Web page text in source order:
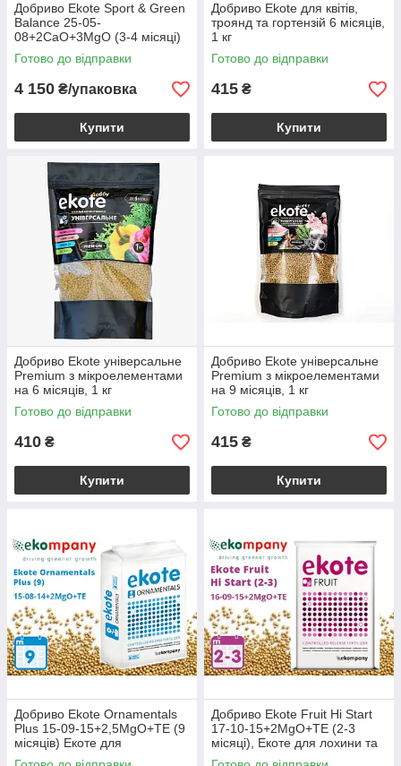
Добриво Ekote Sport & Green
Balance 25-05-
08+2CaO+3MgO (3-4 місяці)
Екоте для газону, 25 кг
Готово до відправки
4 150 ₴/упаковка
Купити
Добриво Еkote для квітів,
троянд та гортензій 6 місяців,
1 кг
Готово до відправки
415 ₴
Купити
Добриво Еkote універсальне
Premium з мікроелементами
на 6 місяців, 1 кг
Готово до відправки
410 ₴
Купити
Добриво Еkote універсальне
Premium з мікроелементами
на 9 місяців, 1 кг
Готово до відправки
415 ₴
Купити
Добриво Ekote Ornamentals
Plus 15-09-15+2,5MgO+TE (9
місяців) Екоте для
контейнерних рослин, 25 кг
Добриво Ekote Fruit Hi Start
17-10-15+2MgO+TE (2-3
місяці), Екоте для лохини та
плодово-ягідних культур, 25